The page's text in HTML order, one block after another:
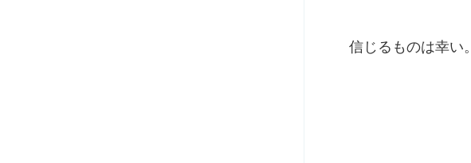
信じるものは幸い。